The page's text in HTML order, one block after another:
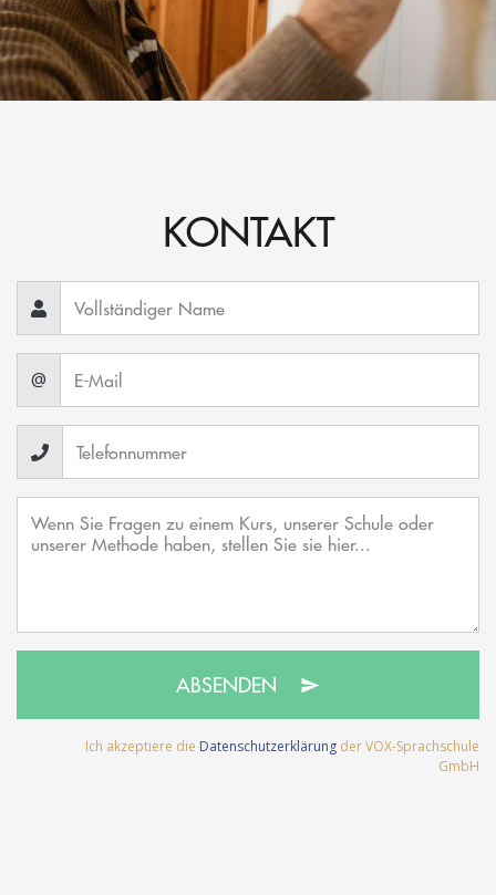
KONTAKT
@
ABSENDEN
Ich akzeptiere die Datenschutzerklärung der VOX-Sprachschule
GmbH